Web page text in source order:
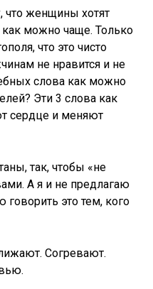
что женщины хотят
можно чаще. Только
что это чисто
не нравится и не
слова как можно
Эти 3 слова как
сердце и меняют
так, чтобы «не
А я и не предлагаю
говорить это тем, кого
Согревают.